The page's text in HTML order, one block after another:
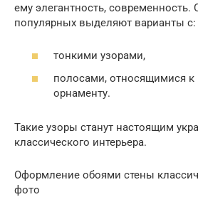
ему элегантность, современность.
популярных выделяют варианты с:
тонкими узорами,
полосами, относящимися к
орнаменту.
Такие узоры станут настоящим
классического интерьера.
Оформление обоями стены
фото